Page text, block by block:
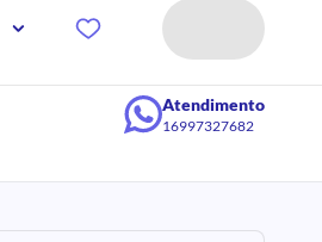
Atendimento
16997327682